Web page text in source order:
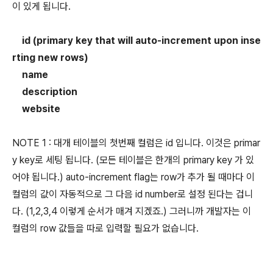
이 있게 됩니다.
id (primary key that will auto-increment upon inse
rting new rows)
name
description
website
NOTE 1 : 대개 테이블의 첫번째 컬럼은 id 입니다. 이것은 primar
y key로 세팅 됩니다. (모든 테이블은 한개의 primary key 가 있
어야 됩니다.) auto-increment flag는 row가 추가 될 때마다 이
컬럼의 값이 자동적으로 그 다음 id number로 설정 된다는 겁니
다. (1,2,3,4 이렇게 순서가 매겨 지겠죠.) 그러니까 개발자는 이
컬럼의 row 값들을 따로 입력할 필요가 없습니다.